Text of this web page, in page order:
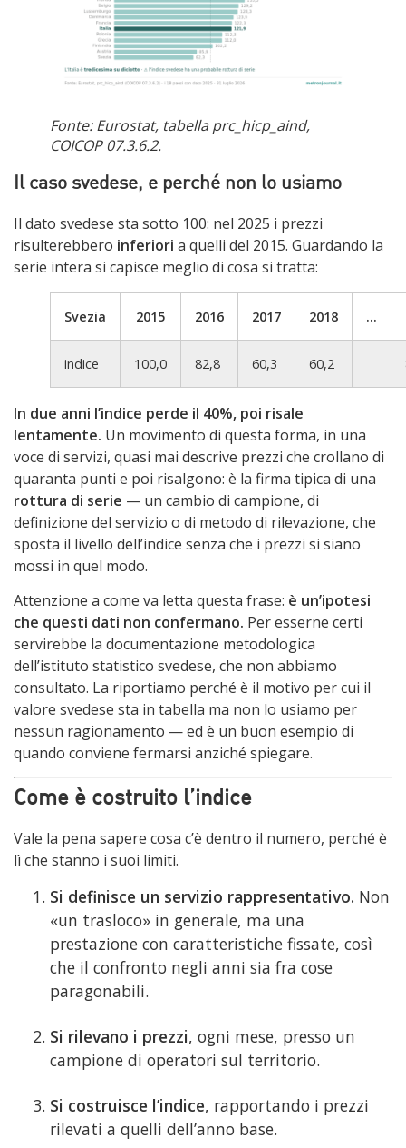
Fonte: Eurostat, tabella prc_hicp_aind,
COICOP 07.3.6.2.
Il caso svedese, e perché non lo usiamo
Il dato svedese sta sotto 100: nel 2025 i prezzi
risulterebbero inferiori a quelli del 2015. Guardando la
serie intera si capisce meglio di cosa si tratta:
Svezia 2015 2016 2017 2018 …
indice 100,0 82,8 60,3 60,2
In due anni l’indice perde il 40%, poi risale
lentamente. Un movimento di questa forma, in una
voce di servizi, quasi mai descrive prezzi che crollano di
quaranta punti e poi risalgono: è la firma tipica di una
rottura di serie — un cambio di campione, di
definizione del servizio o di metodo di rilevazione, che
sposta il livello dell’indice senza che i prezzi si siano
mossi in quel modo.
Attenzione a come va letta questa frase: è un’ipotesi
che questi dati non confermano. Per esserne certi
servirebbe la documentazione metodologica
dell’istituto statistico svedese, che non abbiamo
consultato. La riportiamo perché è il motivo per cui il
valore svedese sta in tabella ma non lo usiamo per
nessun ragionamento — ed è un buon esempio di
quando conviene fermarsi anziché spiegare.
Come è costruito l’indice
Vale la pena sapere cosa c’è dentro il numero, perché è
lì che stanno i suoi limiti.
Si definisce un servizio rappresentativo. Non
«un trasloco» in generale, ma una
prestazione con caratteristiche fissate, così
che il confronto negli anni sia fra cose
paragonabili.
Si rilevano i prezzi, ogni mese, presso un
campione di operatori sul territorio.
Si costruisce l’indice, rapportando i prezzi
rilevati a quelli dell’anno base.